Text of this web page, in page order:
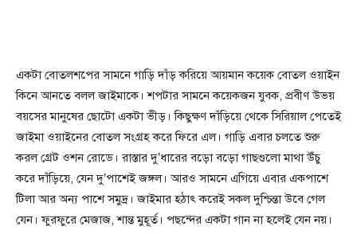
একটা বোতলশপের সামনে গাড়ি দাঁড় করিয়ে আয়মান কয়েক বোতল ওয়াইন
কিনে আনতে বলল জাইমাকে। শপটার সামনে কয়েকজন যুবক, প্রবীণ উভয়
বয়সের মানুষের ছোটো একটা ভীড়। কিছুক্ষণ দাঁড়িয়ে থেকে সিরিয়াল পেতেই
জাইমা ওয়াইনের বোতল সংগ্রহ করে ফিরে এল। গাড়ি এবার চলতে শুরু
করল গ্রেট ওশন রোডে। রাস্তার দু’ধারের বড়ো বড়ো গাছগুলো মাথা উঁচু
করে দাঁড়িয়ে, যেন দু’পাশেই জঙ্গল। আরও সামনে এগিয়ে এবার একপাশে
টিলা আর অন্য পাশে সমুদ্র। জাইমার হঠাৎ করেই সকল দুশ্চিন্তা উবে গেল
যেন। ফুরফুরে মেজাজ, শান্ত মুহূর্ত। পছন্দের একটা গান না হলেই যেন নয়।